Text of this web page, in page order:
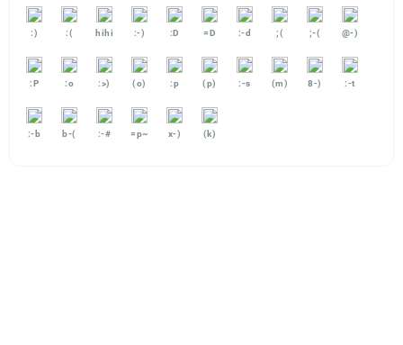
:) :( hihi :-) :D =D :-d ;( ;-( @-)
:P :o :>) (o) :p (p) :-s (m) 8-) :-t
:-b b-( :-# =p~ x-) (k)